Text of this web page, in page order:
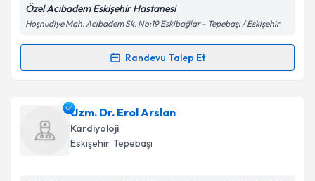
Kişisel verilerimin işlenmesine ilişkin
Metni'ni okudum ve kişisel verilerimin belirtilen
kapsamda işlenmesini kabul ediyorum.
Özel Acıbadem Eskişehir Hastanesi
Hoşnudiye Mah. Acıbadem Sk. No:19 Eskibağlar - Tepebaşı / Eskişehir
Randevu Talep Et
Randevu Takvimi Talebi
Uzm. Dr. R. Kerem Temeliçin randevu takvimi talebi
oluşturun. Size bu uzmandan randevu almanız için bir
takvim hazırlandığında e-posta ile bilgilendireceğiz.
Uzm. Dr. Erol Arslan
Kardiyoloji
Eskişehir, Tepebaşı